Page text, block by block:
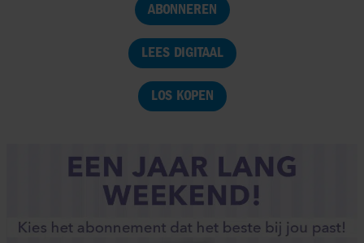
ABONNEREN
LEES DIGITAAL
LOS KOPEN